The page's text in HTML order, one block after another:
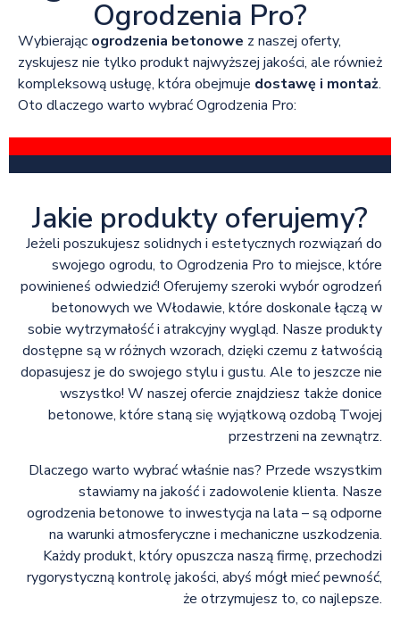
Ogrodzenia Pro?
Wybierając ogrodzenia betonowe z naszej oferty,
zyskujesz nie tylko produkt najwyższej jakości, ale również
kompleksową usługę, która obejmuje dostawę i montaż.
Oto dlaczego warto wybrać Ogrodzenia Pro:
Jakie produkty oferujemy?
Jeżeli poszukujesz solidnych i estetycznych rozwiązań do
swojego ogrodu, to Ogrodzenia Pro to miejsce, które
powinieneś odwiedzić! Oferujemy szeroki wybór ogrodzeń
betonowych we Włodawie, które doskonale łączą w
sobie wytrzymałość i atrakcyjny wygląd. Nasze produkty
dostępne są w różnych wzorach, dzięki czemu z łatwością
dopasujesz je do swojego stylu i gustu. Ale to jeszcze nie
wszystko! W naszej ofercie znajdziesz także donice
betonowe, które staną się wyjątkową ozdobą Twojej
przestrzeni na zewnątrz.
Dlaczego warto wybrać właśnie nas? Przede wszystkim
stawiamy na jakość i zadowolenie klienta. Nasze
ogrodzenia betonowe to inwestycja na lata – są odporne
na warunki atmosferyczne i mechaniczne uszkodzenia.
Każdy produkt, który opuszcza naszą firmę, przechodzi
rygorystyczną kontrolę jakości, abyś mógł mieć pewność,
że otrzymujesz to, co najlepsze.